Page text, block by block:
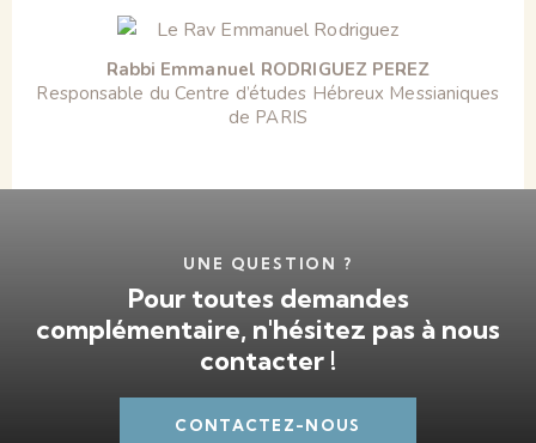
Rabbi Emmanuel RODRIGUEZ PEREZ
Responsable du Centre d’études Hébreux Messianiques
de PARIS
UNE QUESTION ?
Pour toutes demandes
complémentaire, n'hésitez pas à nous
contacter !
CONTACTEZ-NOUS